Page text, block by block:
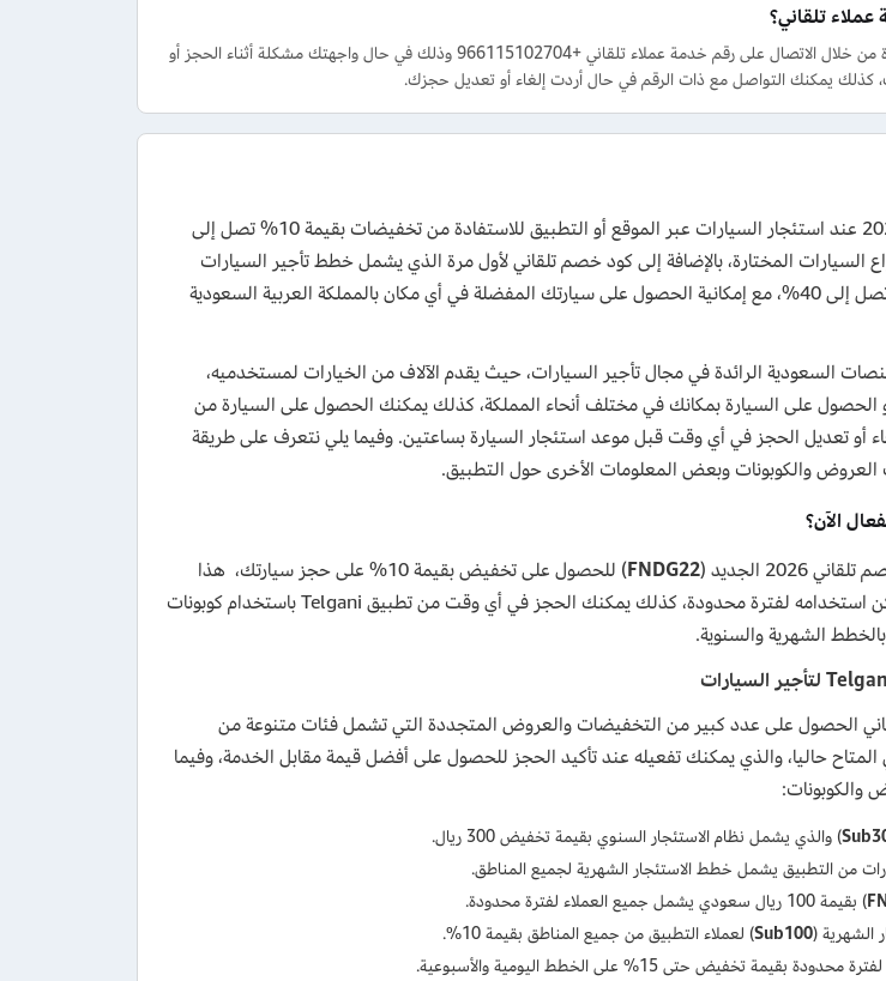
تلقاني؟
تستطيع الحصول على الدعم والمساعدة من خلال الاتصال على رقم خدمة عملاء تلقاني +966115102704 وذلك في حال واجهتك مشكلة أثناء الحجز أو
يمكنك التواصل مع ذات الرقم في حال أردت إلغاء أو تعديل حجزك.
قم باستخدام كود خصم تلقاني 2026 عند استئجار السيارات عبر الموقع أو التطبيق للاستفادة من تخفيضات بقيمة 10% تصل إلى
السيارات المختارة، بالإضافة إلى كود خصم تلقاني لأول مرة الذي يشمل خطط تأجير السيارات
الشهرية والسنوية بقيمة تخفيض تصل إلى 40%، مع إمكانية الحصول على سيارتك المفضلة في أي مكان بالمملكة العربية السعودية
السعودية الرائدة في مجال تأجير السيارات، حيث يقدم الآلاف من الخيارات لمستخدميه،
الحصول على السيارة بمكانك في مختلف أنحاء المملكة، كذلك يمكنك الحصول على السيارة من
أو تعديل الحجز في أي وقت قبل موعد استئجار السيارة بساعتين. وفيما يلي نتعرف على طريقة
والكوبونات وبعض المعلومات الأخرى حول التطبيق.
الجديد ( FNDG22
) للحصول على تخفيض بقيمة 10% على حجز سيارتك، هذا
الكوبون خاص بيوم التأسيس ويمكن استخدامه لفترة محدودة، كذلك يمكنك الحجز في أي وقت من تطبيق Telgani باستخدام كوبونات
الشهرية والسنوية.
لتأجير السيارات
الحصول على عدد كبير من التخفيضات والعروض المتجددة التي تشمل فئات متنوعة من
حاليا، والذي يمكنك تفعيله عند تأكيد الحجز للحصول على أفضل قيمة مقابل الخدمة، وفيما
) والذي يشمل نظام الاستئجار السنوي بقيمة تخفيض 300 ريال.
من التطبيق يشمل خطط الاستئجار الشهرية لجميع المناطق.
) بقيمة 100 ريال سعودي يشمل جميع العملاء لفترة محدودة.
الشهرية (Sub100) لعملاء التطبيق من جميع المناطق بقيمة 10%.
تخفيض حتى 15% على الخطط اليومية والأسبوعية.